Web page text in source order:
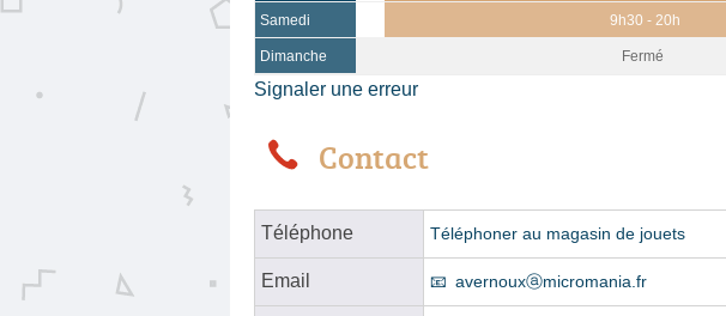
Samedi 9h30 - 20h
Dimanche Fermé
Signaler une erreur
Contact
Téléphone Téléphoner au magasin de jouets
Email avernouxⓐmicromania.fr